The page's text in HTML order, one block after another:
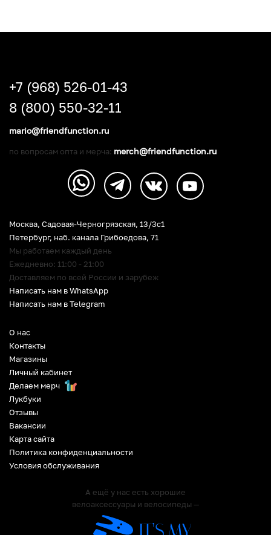
О нас
Контакты
Магазины
Личный кабинет
Делаем мерч
Лукбуки
Отзывы
Вакансии
Карта сайта
Политика конфиденциальности
Условия обслуживания
А ещё у нас есть хорошие
велоаксессуары и велосипеды —
Москва, Садовая-Черногрязская, 13/3c1
Петербург, наб. канала Грибоедова, 71
Мы работаем каждый день
Ежедневно: 11:00 - 21:00
Доставляем по всей России и зарубеж
Написать нам в WhatsApp
Написать нам в Telegram
+7 (968) 526-01-43
8 (800) 550-32-11
mario@friendfunction.ru
по вопросам опта и мерча: merch@friendfunction.ru